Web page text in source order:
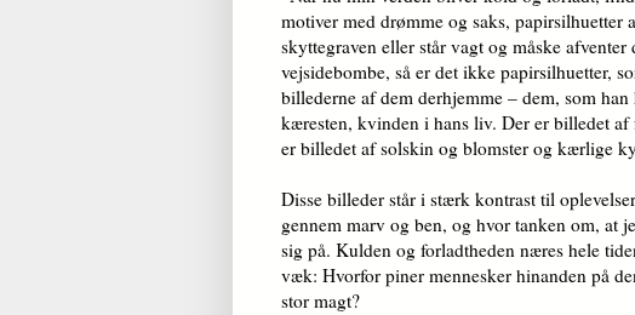
motiver med drømme og saks, papirsilhuetter
skyttegraven eller står vagt og måske
vejsidebombe, så er det ikke papirsilhuetter,
billederne af dem derhjemme – dem, som
kæresten, kvinden i hans liv. Der er billedet
er billedet af solskin og blomster og kærlige
Disse billeder står i stærk kontrast til
gennem marv og ben, og hvor tanken om, at
sig på. Kulden og forladtheden næres hele
væk: Hvorfor piner mennesker hinanden på
stor magt?